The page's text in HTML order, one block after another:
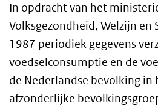
In opdracht van het
Volksgezondheid, Welzijn en
1987 periodiek gegevens
voedselconsumptie en de
de Nederlandse bevolking in
afzonderlijke